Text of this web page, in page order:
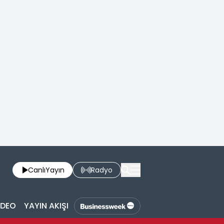
CanlıYayın Radyo
YAYIN AKIŞI